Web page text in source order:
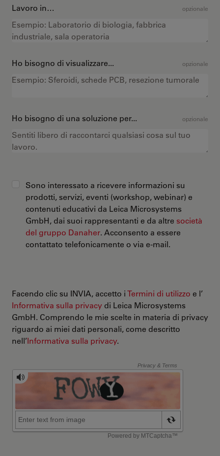
Lavoro in… opzionale
Ho bisogno di visualizzare... opzionale
Ho bisogno di una soluzione per... opzionale
Sono interessato a ricevere informazioni su
prodotti, servizi, eventi (workshop, webinar) e
contenuti educativi da Leica Microsystems
GmbH, dai suoi rappresentanti e da altre società
del gruppo Danaher. Acconsento a essere
contattato telefonicamente o via e-mail.
Facendo clic su INVIA, accetto iTermini di utilizzo e l’
Informativa sulla privacy di Leica Microsystems
GmbH. Comprendo le mie scelte in materia di privacy
riguardo ai miei dati personali, come descritto
nell’Informativa sulla privacy.